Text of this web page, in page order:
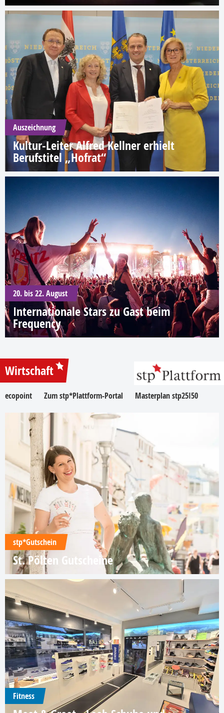
Auszeichnung
Kultur-Leiter Alfred Kellner erhielt
Berufstitel „Hofrat“
20. bis 22. August
Internationale Stars zu Gast beim
Frequency
Wirtschaft
ecopoint Zum stp*Plattform-Portal Masterplan stp25I50
stp*Gutschein
St. Pölten Gutscheine
Fitness